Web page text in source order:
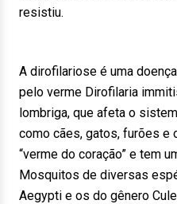
resistiu.
A dirofilariose é uma
pelo verme Dirofilaria
lombriga, que afeta o
como cães, gatos, furões e
“verme do coração” e tem
Mosquitos de diversas
Aegypti e os do gênero